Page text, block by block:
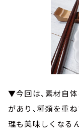
▼今回は、素材自
があり、種類を重
理も美味しくなる